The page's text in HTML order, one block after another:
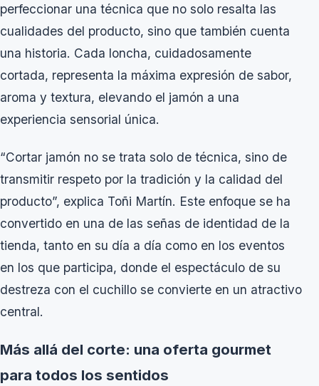
perfeccionar una técnica que no solo resalta las
cualidades del producto, sino que también cuenta
una historia. Cada loncha, cuidadosamente
cortada, representa la máxima expresión de sabor,
aroma y textura, elevando el jamón a una
experiencia sensorial única.
“Cortar jamón no se trata solo de técnica, sino de
transmitir respeto por la tradición y la calidad del
producto”, explica Toñi Martín. Este enfoque se ha
convertido en una de las señas de identidad de la
tienda, tanto en su día a día como en los eventos
en los que participa, donde el espectáculo de su
destreza con el cuchillo se convierte en un atractivo
central.
Más allá del corte: una oferta gourmet
para todos los sentidos